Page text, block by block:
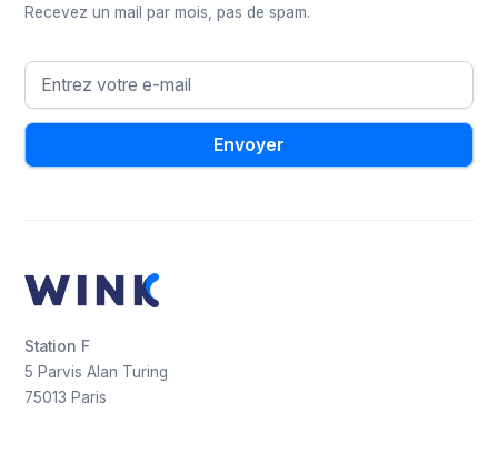
Recevez un mail par mois, pas de spam.
Station F
5 Parvis Alan Turing
75013 Paris